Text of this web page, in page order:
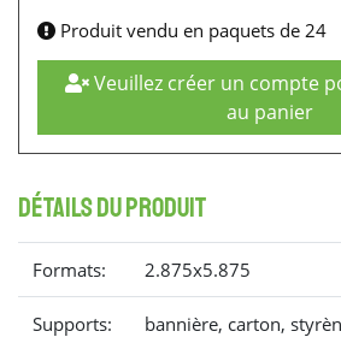
Produit vendu en paquets de 24
Veuillez créer un compte
au panier
détails du produit
Formats: 2.875x5.875
Supports: bannière, carton,